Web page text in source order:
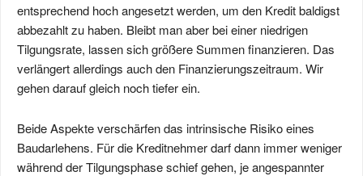
entsprechend hoch angesetzt werden, um den Kredit baldigst
abbezahlt zu haben. Bleibt man aber bei einer niedrigen
Tilgungsrate, lassen sich größere Summen finanzieren. Das
verlängert allerdings auch den Finanzierungszeitraum. Wir
gehen darauf gleich noch tiefer ein.
Beide Aspekte verschärfen das intrinsische Risiko eines
Baudarlehens. Für die Kreditnehmer darf dann immer weniger
während der Tilgungsphase schief gehen, je angespannter